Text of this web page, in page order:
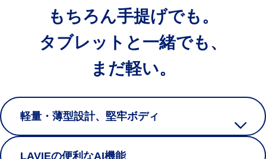
もちろん手提げでも。
タブレットと一緒でも、
まだ軽い。
軽量・薄型設計、堅牢ボディ
LAVIEの便利なAI機能